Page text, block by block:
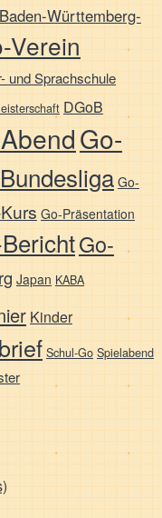
Baden-Württemberg-
Verein
und Sprachschule
DGoB
Go-
Go-
Go-Präsentation
Go-
Japan KABA
Kinder
Schul-Go Spielabend